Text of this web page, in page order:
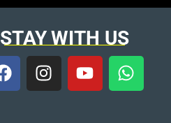
STAY WITH US